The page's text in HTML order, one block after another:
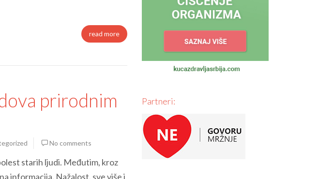
read more
prirodnim
No comments
starih ljudi. Međutim, kroz
informacija. Nažalost, sve više i
Partneri: